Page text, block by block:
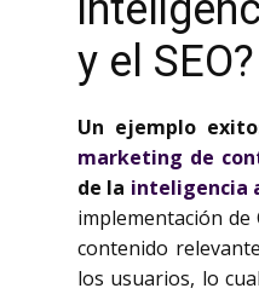
y el SEO?
Un ejemplo
marketing de
de la inteligencia
implementación
contenido
los usuarios, lo